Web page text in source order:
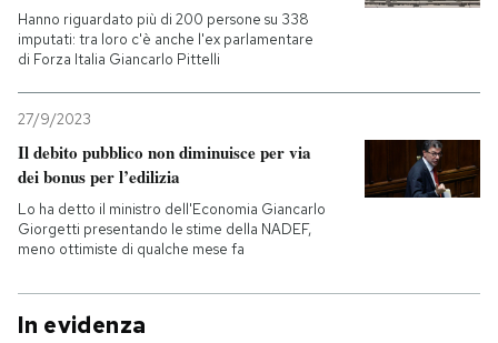
Hanno riguardato più di 200 persone su 338
imputati: tra loro c'è anche l'ex parlamentare
di Forza Italia Giancarlo Pittelli
27/9/2023
Il debito pubblico non diminuisce per via
dei bonus per l’edilizia
Lo ha detto il ministro dell'Economia Giancarlo
Giorgetti presentando le stime della NADEF,
meno ottimiste di qualche mese fa
In evidenza